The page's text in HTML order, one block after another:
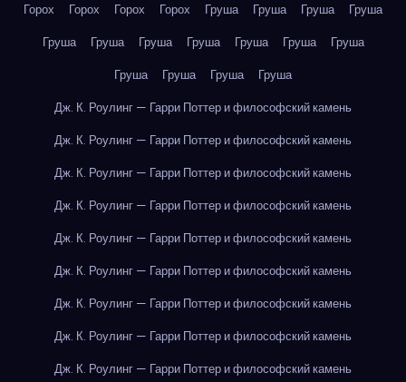
Горох
Горох Горох Горох Груша Груша Груша
Груша
Груша
Груша Груша Груша Груша Груша
Груша
Груша
Груша Груша
Груша
Дж. К. Роулинг — Гарри Поттер и философский камень
Дж. К. Роулинг — Гарри Поттер и философский камень
Дж. К. Роулинг — Гарри Поттер и философский камень
Дж. К. Роулинг — Гарри Поттер и философский камень
Дж. К. Роулинг — Гарри Поттер и философский камень
Дж. К. Роулинг — Гарри Поттер и философский камень
Дж. К. Роулинг — Гарри Поттер и философский камень
Дж. К. Роулинг — Гарри Поттер и философский камень
Дж. К. Роулинг — Гарри Поттер и философский камень